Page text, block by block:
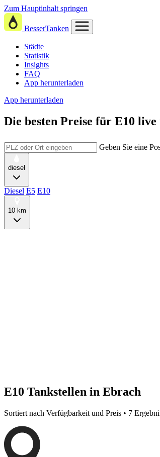
Zum Hauptinhalt springen
BesserTanken
Städte
Statistik
Insights
FAQ
App herunterladen
App herunterladen
Die besten Preise für E10 live
Geben Sie eine
diesel
Diesel E5 E10
10 km
E10 Tankstellen in Ebrach
Sortiert nach Verfügbarkeit und Preis • 7